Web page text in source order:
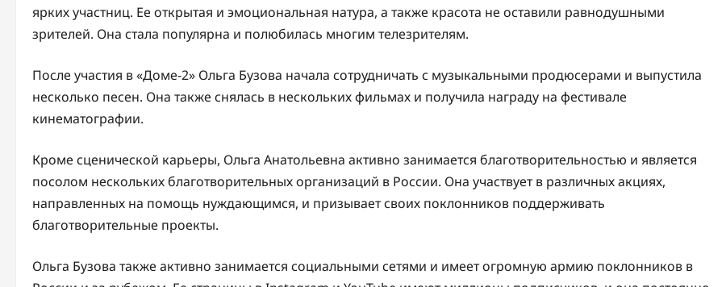
ярких участниц. Ее открытая и эмоциональная натура, а также красота не оставили равнодушными
зрителей. Она стала популярна и полюбилась многим телезрителям.
После участия в «Доме-2» Ольга Бузова начала сотрудничать с музыкальными продюсерами и выпустила
несколько песен. Она также снялась в нескольких фильмах и получила награду на фестивале
кинематографии.
Кроме сценической карьеры, Ольга Анатольевна активно занимается благотворительностью и является
посолом нескольких благотворительных организаций в России. Она участвует в различных акциях,
направленных на помощь нуждающимся, и призывает своих поклонников поддерживать
благотворительные проекты.
Ольга Бузова также активно занимается социальными сетями и имеет огромную армию поклонников в